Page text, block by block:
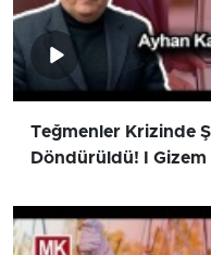
Teğmenler Krizinde
Döndürüldü! I Gizem